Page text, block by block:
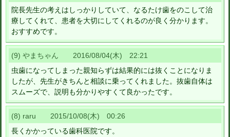
院長先生の考えはしっかりしていて、なるたけ歯をのこして治
療してくれて、患者を大切にしてくれるのが良く分かります。
おすすめです。
(9) やまちゃん 2016/08/04(木) 22:21
虫歯になってしまった親知らずは結果的には抜くことになりま
したが、先生がきちんと相談に乗ってくれました。抜歯自体は
スムーズで、説明も分かりやすくて良かったです。
(8) raru 2015/10/08(木) 00:26
長くかかっている歯科医院です。